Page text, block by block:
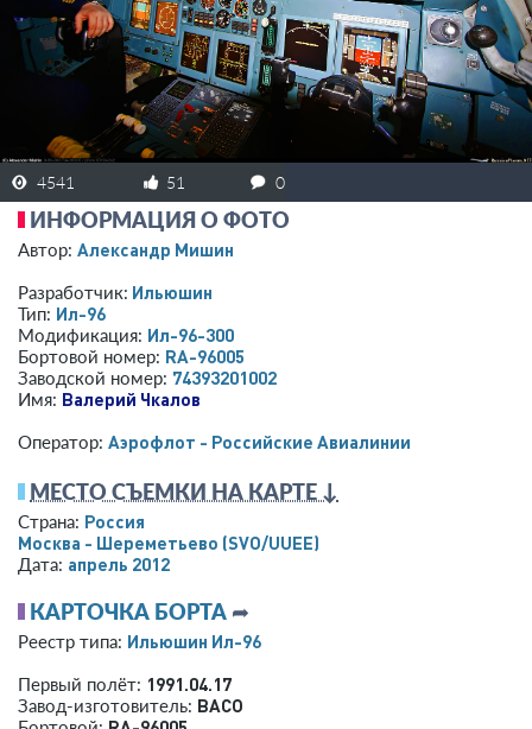
ЗАРЕГИСТРИРОВАТЬСЯ
4541 51 0
ИНФОРМАЦИЯ О ФОТО
Автор: Александр Мишин
Разработчик: Ильюшин
Тип: Ил-96
Модификация: Ил-96-300
Бортовой номер: RA-96005
Заводской номер: 74393201002
Имя: Валерий Чкалов
Оператор: Аэрофлот - Российские Авиалинии
МЕСТО СЪЕМКИ НА КАРТЕ ↓
Страна: Россия
Москва - Шереметьево (SVO/UUEE)
Дата: апрель 2012
КАРТОЧКА БОРТА ➦
Реестр типа: Ильюшин Ил-96
Первый полёт: 1991.04.17
Завод-изготовитель: ВАСО